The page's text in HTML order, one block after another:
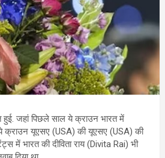
हुई. जहां पिछले साल ये क्राउन भारत में
यूएसए (USA) की यूएसए (USA) की
में भारत की दीविता राय (Divita Rai) भी